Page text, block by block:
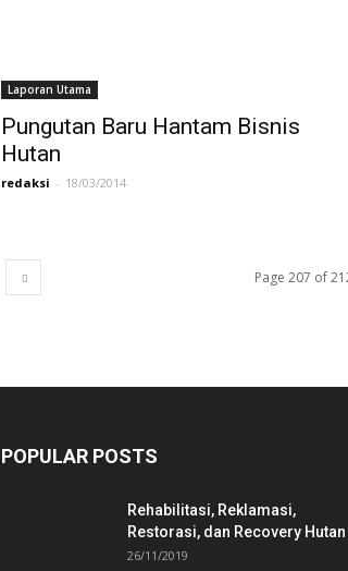
Laporan Utama
Pungutan Baru Hantam Bisnis
Hutan
redaksi - 18/03/2014
Page 207 of
POPULAR POSTS
Rehabilitasi, Reklamasi,
Restorasi, dan Recovery Hutan
26/11/2019